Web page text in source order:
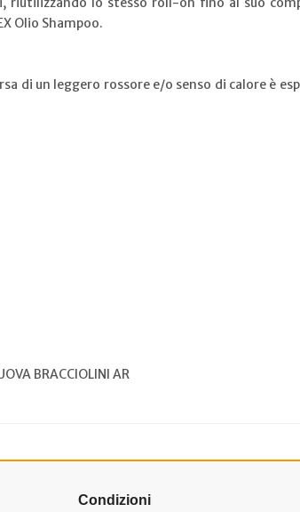
Olio Shampoo.
di un leggero rossore e/o senso di calore è
BRACCIOLINI AR
Condizioni